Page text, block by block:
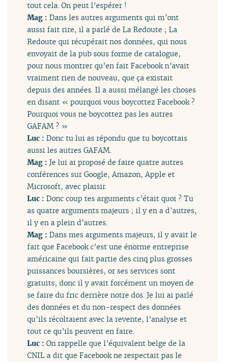
tout cela. On peut l’espérer !
Mag :Dans les autres arguments qui m’ont
aussi fait rire, il a parlé de La Redoute ; La
Redoute qui récupérait nos données, qui nous
envoyait de la pub sous forme de catalogue,
pour nous montrer qu’en fait Facebook n’avait
vraiment rien de nouveau, que ça existait
depuis des années. Il a aussi mélangé les choses
en disant « pourquoi vous boycottez Facebook ?
Pourquoi vous ne boycottez pas les autres
GAFAM ? »
Luc :Donc tu lui as répondu que tu boycottais
aussi les autres GAFAM.
Mag :Je lui ai proposé de faire quatre autres
conférences sur Google, Amazon, Apple et
Microsoft, avec plaisir.
Luc :Donc coup tes arguments c’était quoi ? Tu
as quatre arguments majeurs ; il y en a d’autres,
il y en a plein d’autres.
Mag :Dans mes arguments majeurs, il y avait le
fait que Facebook c’est une énorme entreprise
américaine qui fait partie des cinq plus grosses
puissances boursières, or ses services sont
gratuits, donc il y avait forcément un moyen de
se faire du fric derrière notre dos. Je lui ai parlé
des données et du non-respect des données
qu’ils récoltaient avec la revente, l’analyse et
tout ce qu’ils peuvent en faire.
Luc :On rappelle que l’équivalent belge de la
CNIL a dit que Facebook ne respectait pas le